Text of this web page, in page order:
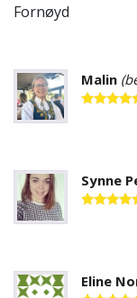
Fornøyd
Malin
Synne
Eline